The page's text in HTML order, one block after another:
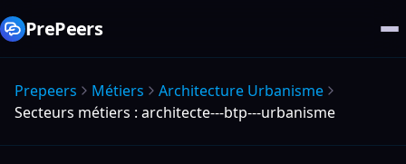
PrePeers
Prepeers Métiers
Architecture Urbanisme
Secteurs métiers : architecte---btp---urbanisme